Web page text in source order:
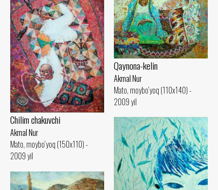
Сhilim chakuvchi
Akmal Nur
Mato, moybo‘yoq (150x110) -
2009 yil
Qaynona-kelin
Akmal Nur
Mato, moybo‘yoq (110x140) -
2009 yil